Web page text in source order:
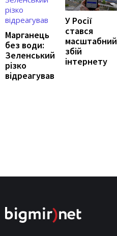
Марганець
без води:
Зеленський
різко
відреагував
У Росії
стався
масштабний
збій
інтернету